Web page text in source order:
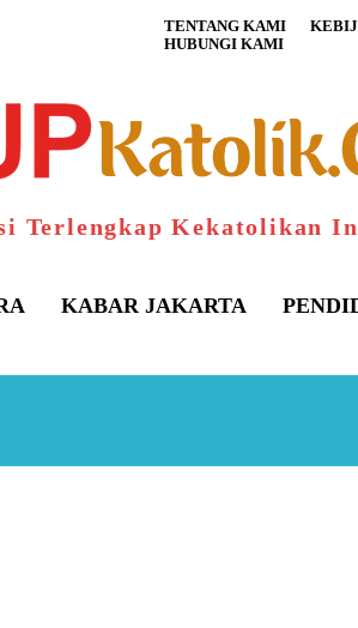
TENTANG KAMI
HUBUNGI KAMI
Terlengkap Kekatolikan
KABAR JAKARTA